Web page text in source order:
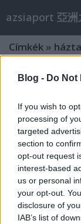
Blog - Do
If you wish to
processing of
targeted
section to
opt-out request
interest-based
us or personal
your opt-out.
disclosure of
IAB’s list of
Címkék »
Hong
aáb•2011. április 15.
Ázsia
Hongkongi
között kerül
Hongkongi
(HKCEC).
nőtt 2009-hez